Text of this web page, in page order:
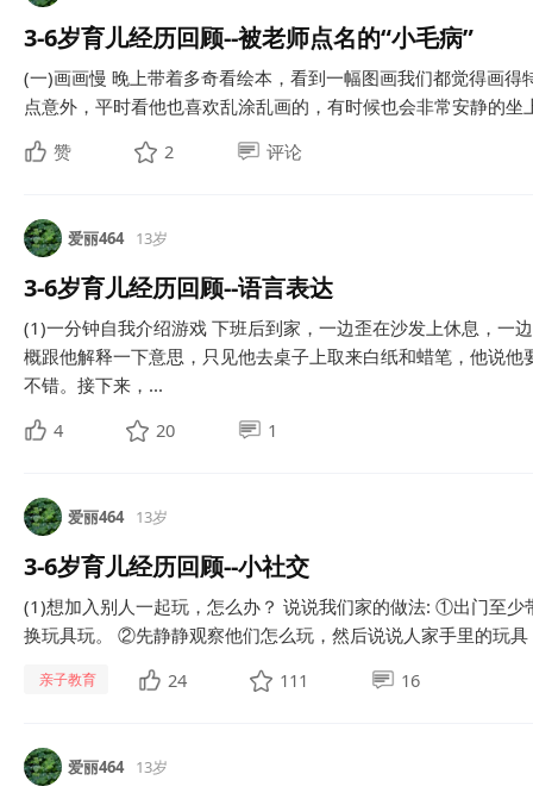
3-6岁育儿经历回顾--被老师点名的“小毛病”
(一)画画慢 晚上带着多奇看绘本，看到一幅图画我们都觉得画
点意外，平时看他也喜欢乱涂乱画的，有时候也会非常安静的坐
赞
2 评论
爱丽464 13岁
3-6岁育儿经历回顾--语言表达
(1)一分钟自我介绍游戏 下班后到家，一边歪在沙发上休息，一
概跟他解释一下意思，只见他去桌子上取来白纸和蜡笔，他说
不错。接下来，...
4
20 1
爱丽464 13岁
3-6岁育儿经历回顾--小社交
(1)想加入别人一起玩，怎么办？ 说说我们家的做法: ①出门至少
换玩具玩。 ②先静静观察他们怎么玩，然后说说人家手里的玩具
亲子教育 24 111 16
爱丽464 13岁